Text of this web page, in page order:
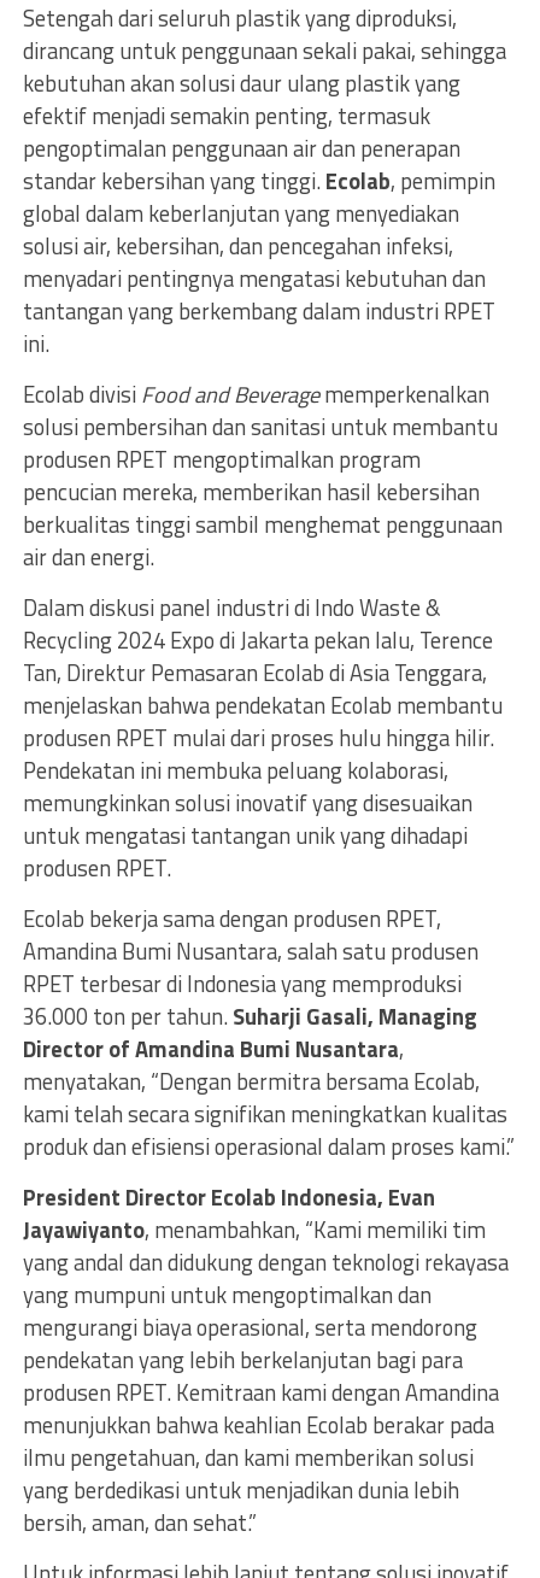
Setengah dari seluruh plastik yang diproduksi,
dirancang untuk penggunaan sekali pakai, sehingga
kebutuhan akan solusi daur ulang plastik yang
efektif menjadi semakin penting, termasuk
pengoptimalan penggunaan air dan penerapan
standar kebersihan yang tinggi.Ecolab, pemimpin
global dalam keberlanjutan yang menyediakan
solusi air, kebersihan, dan pencegahan infeksi,
menyadari pentingnya mengatasi kebutuhan dan
tantangan yang berkembang dalam industri RPET
ini.
Ecolab divisiFood and Beveragememperkenalkan
solusi pembersihan dan sanitasi untuk membantu
produsen RPET mengoptimalkan program
pencucian mereka, memberikan hasil kebersihan
berkualitas tinggi sambil menghemat penggunaan
air dan energi.
Dalam diskusi panel industri di Indo Waste &
Recycling 2024 Expo di Jakarta pekan lalu, Terence
Tan, Direktur Pemasaran Ecolab di Asia Tenggara,
menjelaskan bahwa pendekatan Ecolab membantu
produsen RPET mulai dari proses hulu hingga hilir.
Pendekatan ini membuka peluang kolaborasi,
memungkinkan solusi inovatif yang disesuaikan
untuk mengatasi tantangan unik yang dihadapi
produsen RPET.
Ecolab bekerja sama dengan produsen RPET,
Amandina Bumi Nusantara, salah satu produsen
RPET terbesar di Indonesia yang memproduksi
36.000 ton per tahun.Suharji Gasali, Managing
Director of Amandina Bumi Nusantara,
menyatakan, “Dengan bermitra bersama Ecolab,
kami telah secara signifikan meningkatkan kualitas
produk dan efisiensi operasional dalam proses kami.”
President Director Ecolab Indonesia, Evan
Jayawiyanto, menambahkan, “Kami memiliki tim
yang andal dan didukung dengan teknologi rekayasa
yang mumpuni untuk mengoptimalkan dan
mengurangi biaya operasional, serta mendorong
pendekatan yang lebih berkelanjutan bagi para
produsen RPET. Kemitraan kami dengan Amandina
menunjukkan bahwa keahlian Ecolab berakar pada
ilmu pengetahuan, dan kami memberikan solusi
yang berdedikasi untuk menjadikan dunia lebih
bersih, aman, dan sehat.”